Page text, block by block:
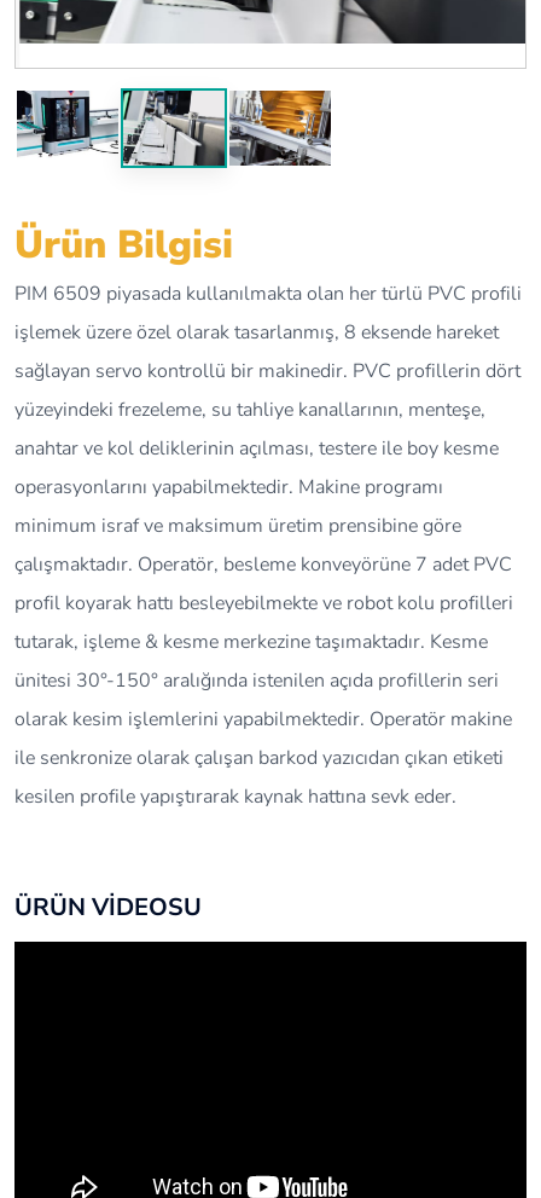
Ürün Bilgisi
PIM 6509 piyasada kullanılmakta olan her türlü PVC profili
işlemek üzere özel olarak tasarlanmış, 8 eksende hareket
sağlayan servo kontrollü bir makinedir. PVC profillerin dört
yüzeyindeki frezeleme, su tahliye kanallarının, menteşe,
anahtar ve kol deliklerinin açılması, testere ile boy kesme
operasyonlarını yapabilmektedir. Makine programı
minimum israf ve maksimum üretim prensibine göre
çalışmaktadır. Operatör, besleme konveyörüne 7 adet PVC
profil koyarak hattı besleyebilmekte ve robot kolu profilleri
tutarak, işleme & kesme merkezine taşımaktadır. Kesme
ünitesi 30°-150° aralığında istenilen açıda profillerin seri
olarak kesim işlemlerini yapabilmektedir. Operatör makine
ile senkronize olarak çalışan barkod yazıcıdan çıkan etiketi
kesilen profile yapıştırarak kaynak hattına sevk eder.
ÜRÜN VİDEOSU